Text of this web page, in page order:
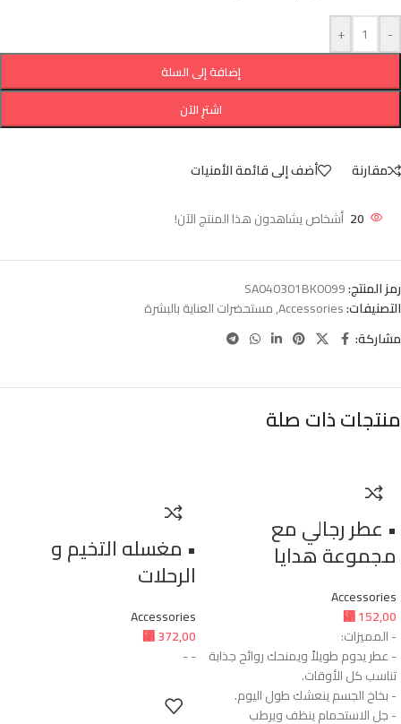
-
+
إضافة إلى السلة
اشترِ الآن
مقارنة أضف إلى قائمة الأمنيات
20 أشخاص يشاهدون هذا المنتج الآن!
رمز المنتج:SA040301BK0099
التصنيفات:Accessories
,مستحضرات العناية بالبشرة
مشاركة:
منتجات ذات صلة
• عطر رجالي مع
مجموعة هدايا
Accessories
⃁152,00
- المميزات:
- عطر يدوم طويلاً ويمنحك روائح جذابة
تناسب كل الأوقات.
- بخاخ الجسم ينعشك طول اليوم.
- جل الاستحمام ينظف ويرطب
• مغسله التخيم و
الرحلات
Accessories
⃁372,00
- -